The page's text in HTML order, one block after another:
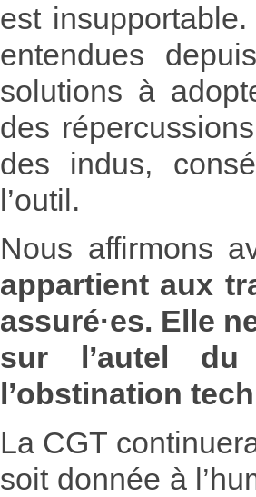
est
entendues
solutions à
des
des indus,
l’outil.
Nous affirmons
appartient aux
assuré·es. Elle
sur l’autel
l’obstination
La CGT
soit donnée à